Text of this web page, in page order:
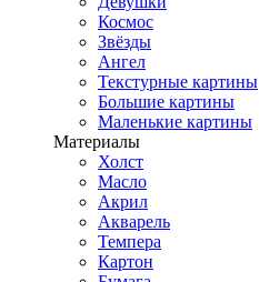
Космос
Звёзды
Ангел
Текстурные картины
Большие картины
Маленькие картины
Материалы
Холст
Масло
Акрил
Акварель
Темпера
Картон